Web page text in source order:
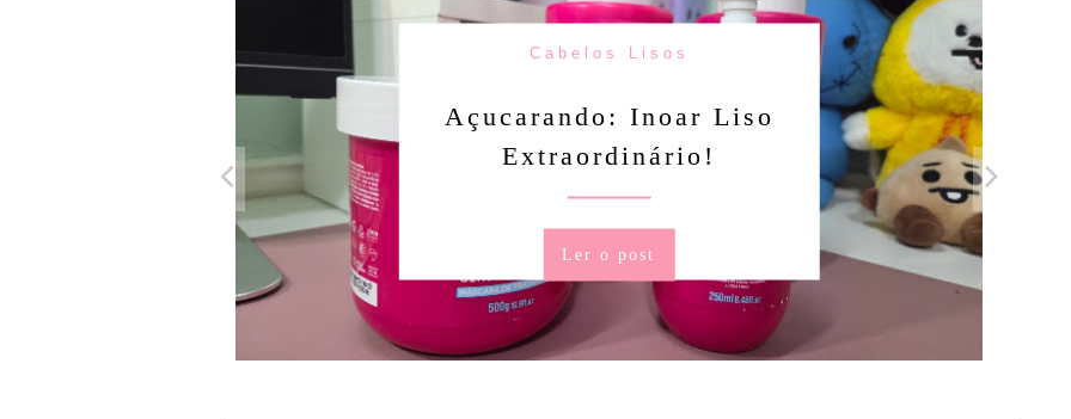
Cabelos Lisos
Açucarando: Inoar Liso
Extraordinário!
Ler o post